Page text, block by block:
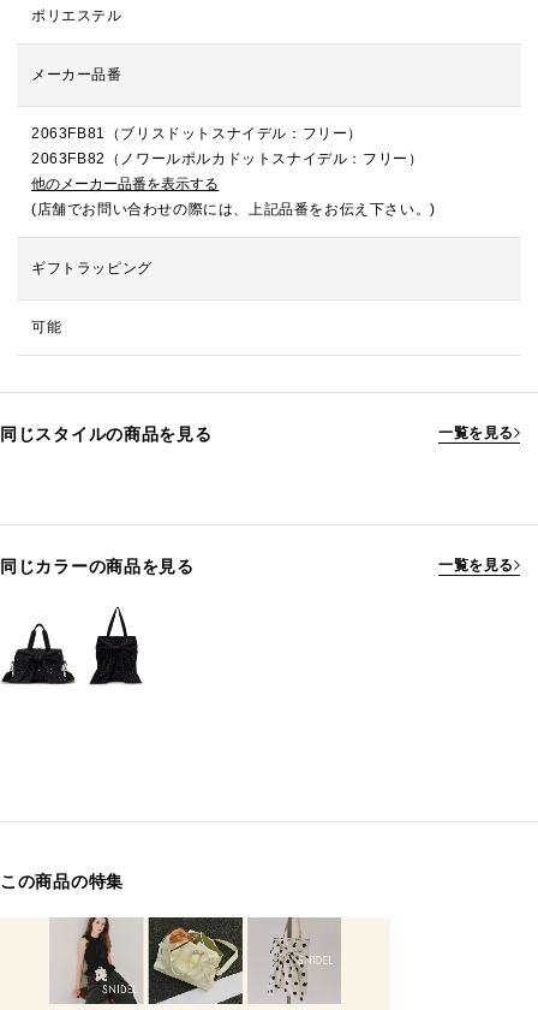
ポリエステル
メーカー品番
2063FB81（ブリスドットスナイデル：フリー）
2063FB82（ノワールポルカドットスナイデル：フリー）
他のメーカー品番を表示する
(店舗でお問い合わせの際には、上記品番をお伝え下さい。)
ギフトラッピング
可能
同じスタイルの商品を見る 一覧を見る
同じカラーの商品を見る 一覧を見る
この商品の特集